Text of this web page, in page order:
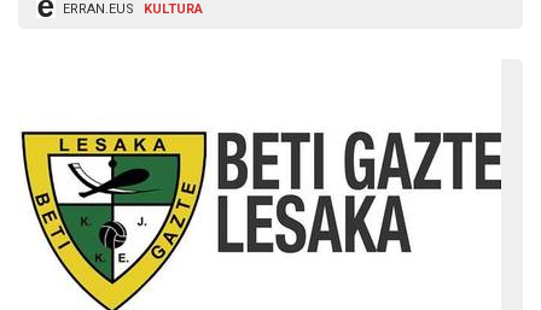
ERRAN.EUS KULTURA